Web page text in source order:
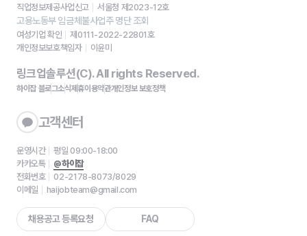
직업정보제공사업신고
서울청 제2023-12호
고용노동부 임금체불사업주 명단 조회
여성기업 확인
제0111-2022-22801호
개인정보보호책임자
이윤미
링크업솔루션(C). All rights Reserved.
하이잡 블로그소식제휴이용약관개인정보 보호정책
고객센터
운영시간
평일 09:00-18:00
카카오톡
@하이잡
전화번호
02-2178-8073/8029
이메일
haijobteam@gmail.com
채용공고 등록요청 FAQ